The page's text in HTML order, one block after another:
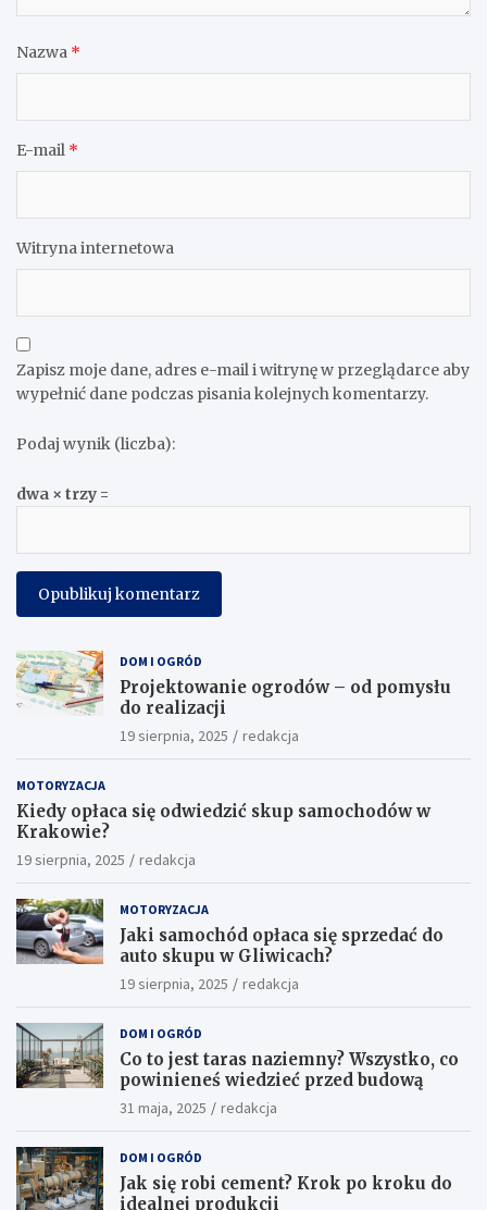
Nazwa *
E-mail *
Witryna internetowa
Zapisz moje dane, adres e-mail i witrynę w przeglądarce aby
wypełnić dane podczas pisania kolejnych komentarzy.
Podaj wynik (liczba):
dwa × trzy =
DOM I OGRÓD
Projektowanie ogrodów – od pomysłu
do realizacji
19 sierpnia, 2025 redakcja
MOTORYZACJA
Kiedy opłaca się odwiedzić skup samochodów w
Krakowie?
19 sierpnia, 2025 redakcja
MOTORYZACJA
Jaki samochód opłaca się sprzedać do
auto skupu w Gliwicach?
19 sierpnia, 2025 redakcja
DOM I OGRÓD
Co to jest taras naziemny? Wszystko, co
powinieneś wiedzieć przed budową
31 maja, 2025 redakcja
DOM I OGRÓD
Jak się robi cement? Krok po kroku do
idealnej produkcji